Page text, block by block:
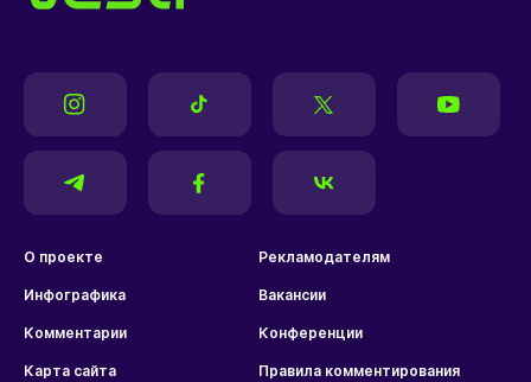
О проекте Рекламодателям
Инфографика Вакансии
Комментарии Конференции
Карта сайта Правила комментирования